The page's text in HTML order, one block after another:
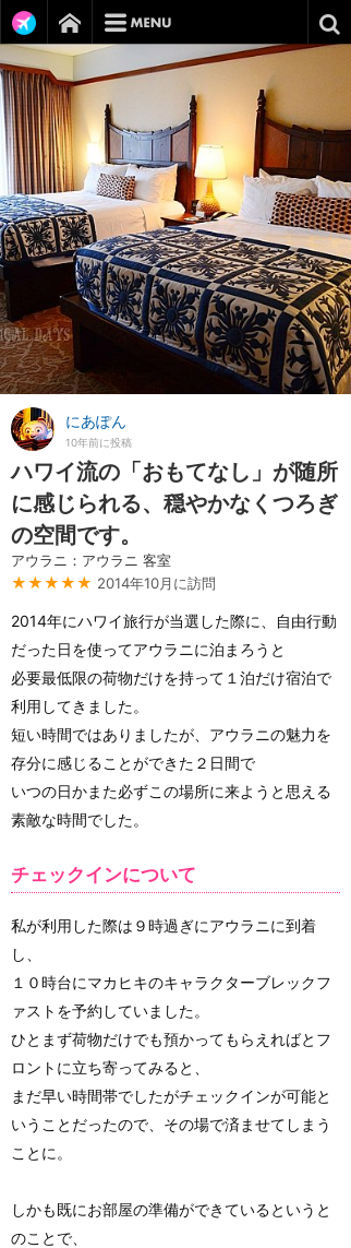
にあぽん
10年前に投稿
ハワイ流の「おもてなし」が随所
に感じられる、穏やかなくつろぎ
の空間です。
アウラニ：アウラニ 客室
★★★★★ 2014年10月に訪問
2014年にハワイ旅行が当選した際に、自由行動
だった日を使ってアウラニに泊まろうと
必要最低限の荷物だけを持って１泊だけ宿泊で
利用してきました。
短い時間ではありましたが、アウラニの魅力を
存分に感じることができた２日間で
いつの日かまた必ずこの場所に来ようと思える
素敵な時間でした。
チェックインについて
私が利用した際は９時過ぎにアウラニに到着
し、
１０時台にマカヒキのキャラクターブレックフ
ァストを予約していました。
ひとまず荷物だけでも預かってもらえればとフ
ロントに立ち寄ってみると、
まだ早い時間帯でしたがチェックインが可能と
いうことだったので、その場で済ませてしまう
ことに。
しかも既にお部屋の準備ができているというと
のことで、